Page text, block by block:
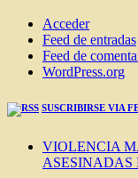
Acceder
Feed de entradas
Feed de
WordPress.org
SUSCRIBIRSE VIA
VIOLENCIA
ASESINADAS